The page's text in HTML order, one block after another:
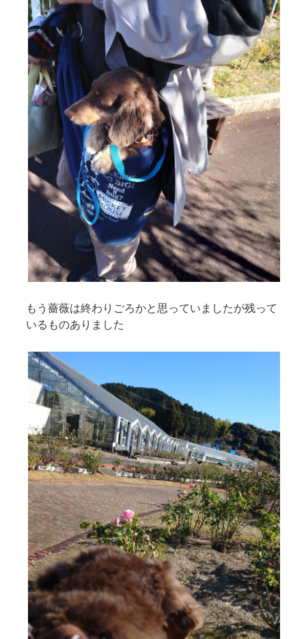
もう薔薇は終わりごろかと思っていましたが残って
いるものありました